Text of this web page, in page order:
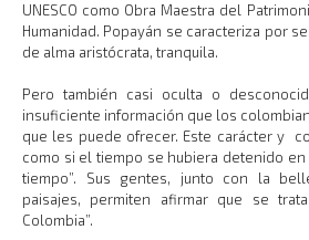
UNESCO como Obra Maestra del
Humanidad. Popayán se caracteriza por
de alma aristócrata, tranquila.
Pero también casi oculta o
insuficiente información que los
que les puede ofrecer. Este carácter y
como si el tiempo se hubiera detenido en
tiempo”. Sus gentes, junto con la
paisajes, permiten afirmar que se
Colombia”.